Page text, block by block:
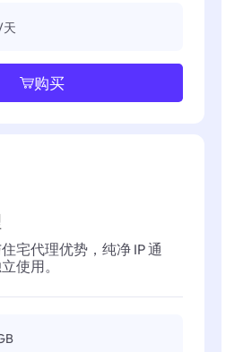
购买
宅代理优势，纯净 IP 通
使用。